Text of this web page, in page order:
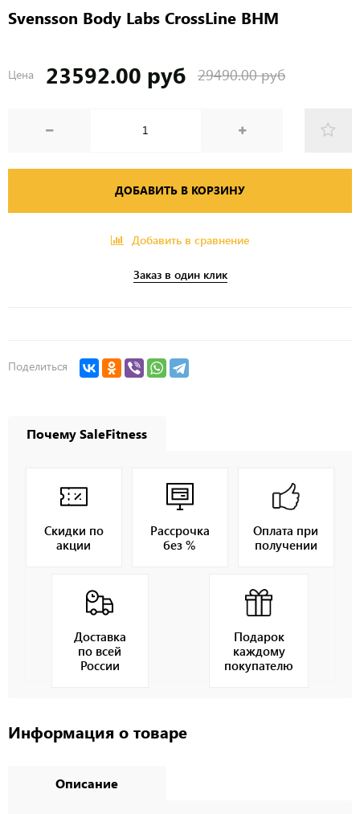
Svensson Body Labs CrossLine BHM
Цена 23592.00 руб 29490.00 руб
ДОБАВИТЬ В КОРЗИНУ
Добавить в сравнение
Заказ в один клик
Поделиться
Почему SaleFitness
Скидки по
акции
Рассрочка
без %
Оплата при
получении
Доставка
по всей
России
Подарок
каждому
покупателю
Информация о товаре
Описание